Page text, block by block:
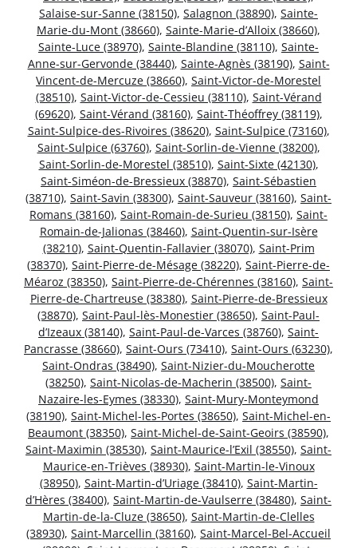
Salaise-sur-Sanne (38150), Salagnon (38890), Sainte-
Marie-du-Mont (38660), Sainte-Marie-d’Alloix (38660),
Sainte-Luce (38970), Sainte-Blandine (38110), Sainte-
Anne-sur-Gervonde (38440), Sainte-Agnès (38190), Saint-
Vincent-de-Mercuze (38660), Saint-Victor-de-Morestel
(38510), Saint-Victor-de-Cessieu (38110), Saint-Vérand
(69620), Saint-Vérand (38160), Saint-Théoffrey (38119),
Saint-Sulpice-des-Rivoires (38620), Saint-Sulpice (73160),
Saint-Sulpice (63760), Saint-Sorlin-de-Vienne (38200),
Saint-Sorlin-de-Morestel (38510), Saint-Sixte (42130),
Saint-Siméon-de-Bressieux (38870), Saint-Sébastien
(38710), Saint-Savin (38300), Saint-Sauveur (38160), Saint-
Romans (38160), Saint-Romain-de-Surieu (38150), Saint-
Romain-de-Jalionas (38460), Saint-Quentin-sur-Isère
(38210), Saint-Quentin-Fallavier (38070), Saint-Prim
(38370), Saint-Pierre-de-Mésage (38220), Saint-Pierre-de-
Méaroz (38350), Saint-Pierre-de-Chérennes (38160), Saint-
Pierre-de-Chartreuse (38380), Saint-Pierre-de-Bressieux
(38870), Saint-Paul-lès-Monestier (38650), Saint-Paul-
d’Izeaux (38140), Saint-Paul-de-Varces (38760), Saint-
Pancrasse (38660), Saint-Ours (73410), Saint-Ours (63230),
Saint-Ondras (38490), Saint-Nizier-du-Moucherotte
(38250), Saint-Nicolas-de-Macherin (38500), Saint-
Nazaire-les-Eymes (38330), Saint-Mury-Monteymond
(38190), Saint-Michel-les-Portes (38650), Saint-Michel-en-
Beaumont (38350), Saint-Michel-de-Saint-Geoirs (38590),
Saint-Maximin (38530), Saint-Maurice-l’Exil (38550), Saint-
Maurice-en-Trièves (38930), Saint-Martin-le-Vinoux
(38950), Saint-Martin-d’Uriage (38410), Saint-Martin-
d’Hères (38400), Saint-Martin-de-Vaulserre (38480), Saint-
Martin-de-la-Cluze (38650), Saint-Martin-de-Clelles
(38930), Saint-Marcellin (38160), Saint-Marcel-Bel-Accueil